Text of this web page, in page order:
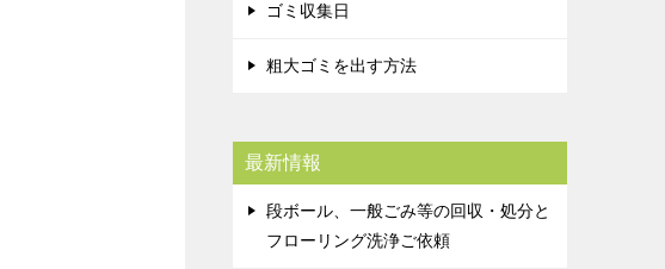
ゴミ収集日
粗大ゴミを出す方法
最新情報
段ボール、一般ごみ等の回収・処分と
フローリング洗浄ご依頼